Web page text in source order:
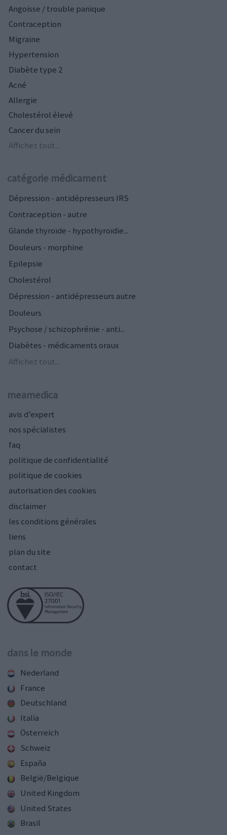
Angoisse / trouble panique
Contraception
Migraine
Hypertension
Diabète type 2
Acné
Allergie
Cholestérol élevé
Cancer du sein
Affichez tout...
catégorie médicament
Dépression - antidépresseurs IRS
Contraception - autre
Glande thyroïde - hypothyroïdie...
Douleurs - morphine
Epilepsie
Cholestérol
Dépression - antidépresseurs autre
Douleurs
Psychose / schizophrénie - anti...
Diabètes - médicaments oraux
Affichez tout...
meamedica
avis d’expert
nos spécialistes
faq
politique de confidentialité
politique de cookies
autorisation des cookies
disclaimer
les conditions générales
liens
plan du site
contact
dans le monde
Nederland
France
Deutschland
Italia
Österreich
Schweiz
España
België/Belgique
United Kingdom
United States
Brasil